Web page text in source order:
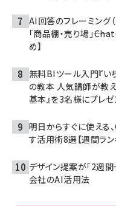
AI回答のフレーミング
「商品棚・売り場」
め】
無料BIツール入門『
の教本 人気講師が教
基本』を3名様にプレゼ
明日からすぐに使え
す活用術8選【週間ラン
デザイン提案が「2週
会社のAI活用法